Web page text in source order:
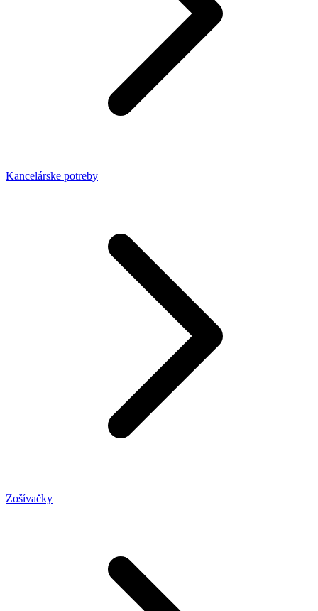
Kancelárske potreby
Zošívačky